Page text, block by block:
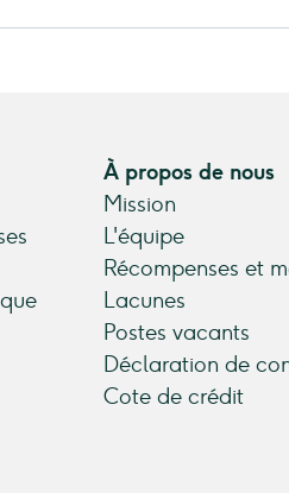
À propos de nous
Mission
L'équipe
Récompenses et
Lacunes
Postes vacants
Déclaration de
Cote de crédit